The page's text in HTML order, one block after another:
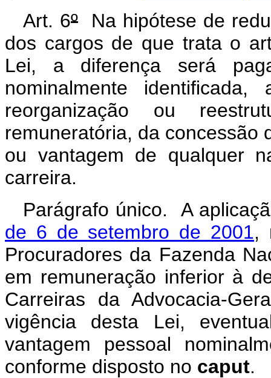
Art. 6º Na hipótese de
dos cargos de que trata o
Lei, a diferença será
nominalmente
reorganização ou
remuneratória, da concessão
ou vantagem de qualquer
carreira.
Parágrafo único. A
de 6 de setembro de 2001,
Procuradores da Fazenda
em remuneração inferior à
Carreiras da Advocacia-
vigência desta Lei,
vantagem pessoal
conforme disposto no caput.